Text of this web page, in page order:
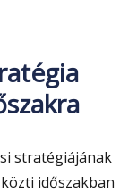
stratégiájának
időszakban